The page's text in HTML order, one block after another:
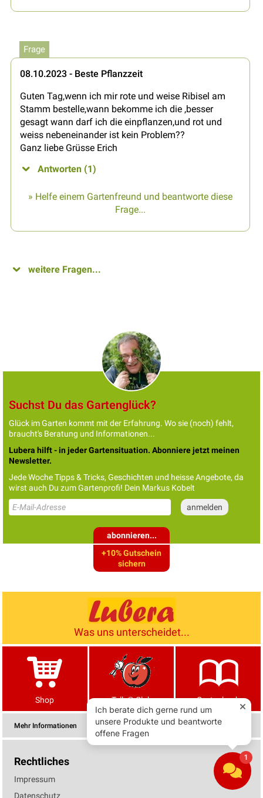
Frage
08.10.2023 - Beste Pflanzzeit
Guten Tag,wenn ich mir rote und weise Ribisel am
Stamm bestelle,wann bekomme ich die ,besser
gesagt wann darf ich die einpflanzen,und rot und
weiss nebeneinander ist kein Problem??
Ganz liebe Grüsse Erich
Antworten (1)
» Helfe einem Gartenfreund und beantworte diese
Frage...
weitere Fragen...
Suchst Du das Gartenglück?
Glück im Garten kommt mit der Erfahrung. Wo sie (noch) fehlt,
braucht's Beratung und Informationen...
Lubera hilft - in jeder Gartensituation. Abonniere jetzt meinen
Newsletter.
Jede Woche Tipps & Tricks, Geschichten und heisse Angebote, da
wirst auch Du zum Gartenprofi! Dein Markus Kobelt
abonnieren...
+10% Gutschein
sichern
Was uns unterscheidet...
Shop Tells® Club Gartenbuch
Mehr Informationen
Rechtliches
Impressum
Datenschutz